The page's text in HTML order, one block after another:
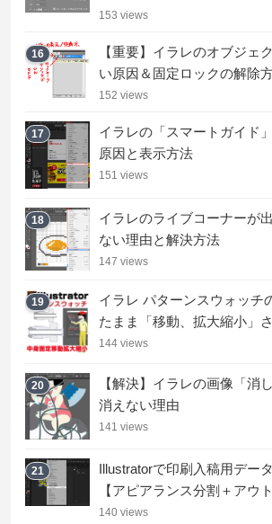
153 views
16
【重要】イラレのオブジェ
い原因＆固定ロックの解除
152 views
17
イラレの「スマートガイド
原因と表示方法
151 views
18
イラレのライブコーナーが
ない理由と解決方法
147 views
19
イラレ パターンスウォッチ
たまま「移動、拡大縮小」
144 views
20
【解決】イラレの画像「消
消えない理由
141 views
21
Illustratorで印刷入稿用デー
【アピアランス分割＋アウ
140 views